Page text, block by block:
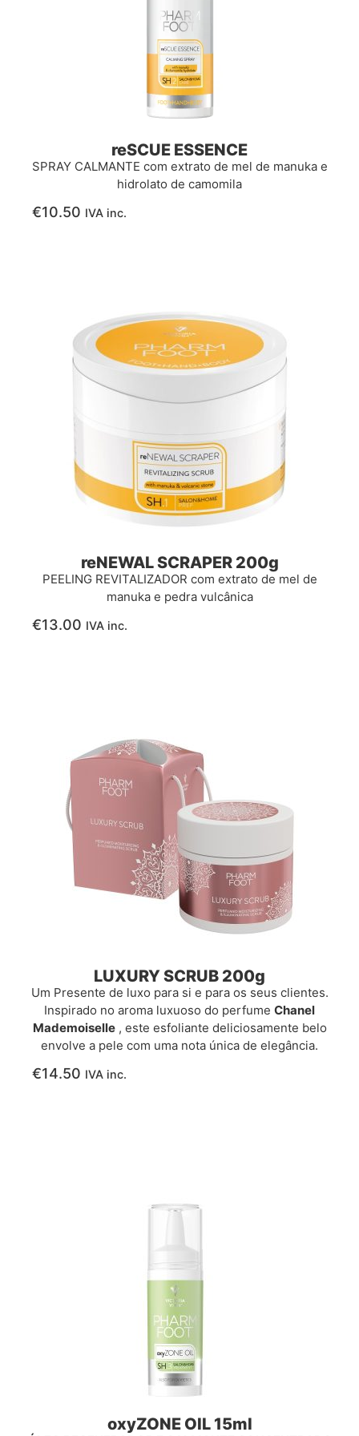
reSCUE ESSENCE
SPRAY CALMANTE com extrato de mel de manuka e
hidrolato de camomila
€10.50 IVA inc.
reNEWAL SCRAPER 200g
PEELING REVITALIZADOR com extrato de mel de
manuka e pedra vulcânica
€13.00 IVA inc.
LUXURY SCRUB 200g
Um Presente de luxo para si e para os seus clientes.
Inspirado no aroma luxuoso do perfume Chanel
Mademoiselle, este esfoliante deliciosamente belo
envolve a pele com uma nota única de elegância.
€14.50 IVA inc.
oxyZONE OIL 15ml